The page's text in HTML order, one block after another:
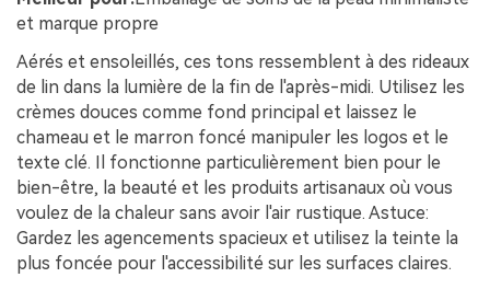
et marque propre
Aérés et ensoleillés, ces tons ressemblent à des rideaux
de lin dans la lumière de la fin de l'après-midi. Utilisez les
crèmes douces comme fond principal et laissez le
chameau et le marron foncé manipuler les logos et le
texte clé. Il fonctionne particulièrement bien pour le
bien-être, la beauté et les produits artisanaux où vous
voulez de la chaleur sans avoir l'air rustique. Astuce:
Gardez les agencements spacieux et utilisez la teinte la
plus foncée pour l'accessibilité sur les surfaces claires.